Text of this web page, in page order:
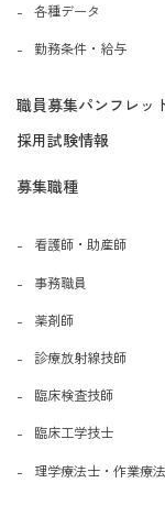
各種データ
勤務条件・給与
職員募集パンフレッ
採用試験情報
募集職種
看護師・助産師
事務職員
薬剤師
診療放射線技師
臨床検査技師
臨床工学技士
理学療法士・作業療